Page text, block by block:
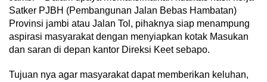
Satker PJBH (Pembangunan Jalan Bebas Hambatan)
Provinsi jambi atau Jalan Tol, pihaknya siap menampung
aspirasi masyarakat dengan menyiapkan kotak Masukan
dan saran di depan kantor Direksi Keet sebapo.
Tujuan nya agar masyarakat dapat memberikan keluhan,